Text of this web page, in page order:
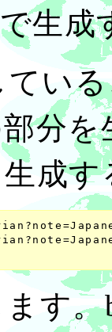
で生成
い
分
成
す